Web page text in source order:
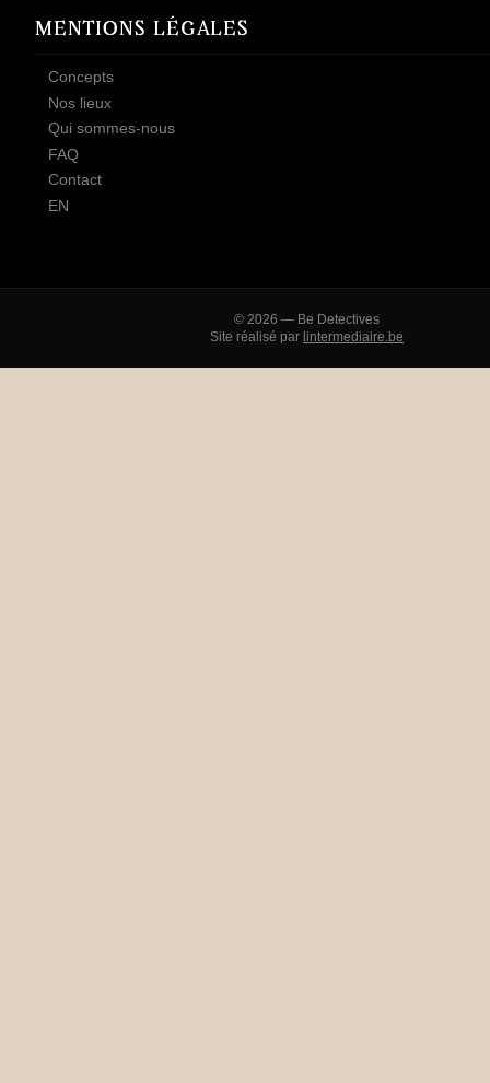
MENTIONS LÉGALES
Concepts
Nos lieux
Qui sommes-nous
FAQ
Contact
EN
© 2026 — Be Detectives
Site réalisé par lintermediaire.be